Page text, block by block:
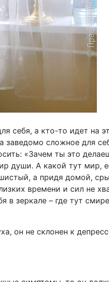
себя, а кто-то идет на
заведомо сложное для
«Зачем ты это
души. А какой тут мир,
а придя домой,
времени и сил не
в зеркале – где тут
он не склонен к